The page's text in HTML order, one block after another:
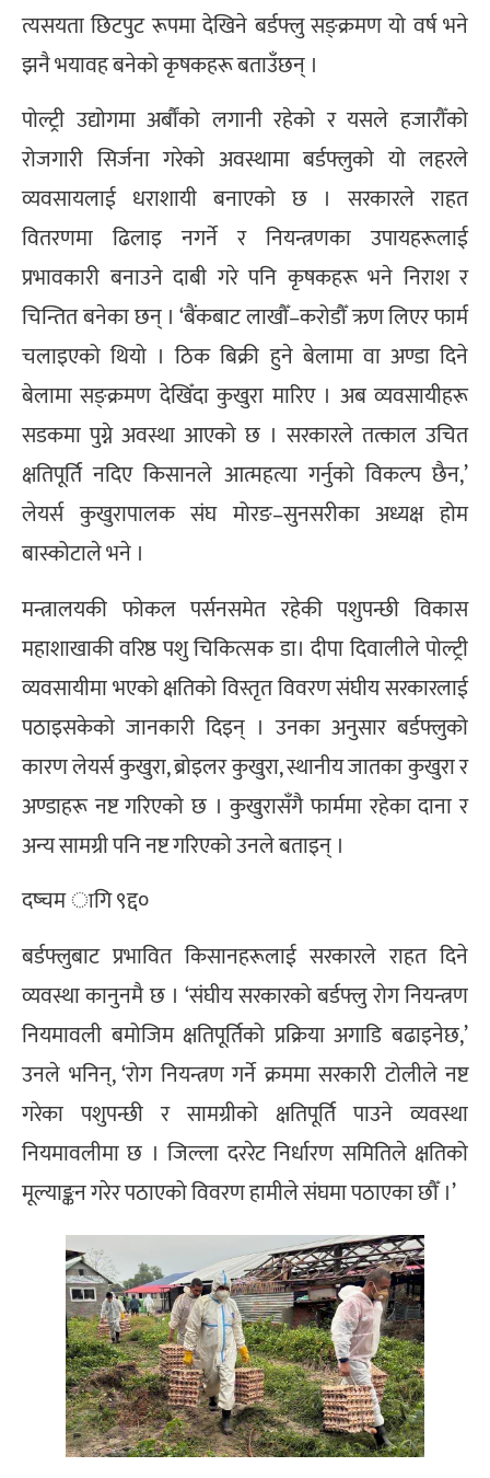
त्यसयता छिटपुट रूपमा देखिने बर्डफ्लु सङ्क्रमण यो वर्ष भने
झनै भयावह बनेको कृषकहरू बताउँछन् ।
पोल्ट्री उद्योगमा अर्बौंको लगानी रहेको र यसले हजारौँको
रोजगारी सिर्जना गरेको अवस्थामा बर्डफ्लुको यो लहरले
व्यवसायलाई धराशायी बनाएको छ । सरकारले राहत
वितरणमा ढिलाइ नगर्ने र नियन्त्रणका उपायहरूलाई
प्रभावकारी बनाउने दाबी गरे पनि कृषकहरू भने निराश र
चिन्तित बनेका छन् । ‘बैंकबाट लाखौँ–करोडौँ ऋण लिएर फार्म
चलाइएको थियो । ठिक बिक्री हुने बेलामा वा अण्डा दिने
बेलामा सङ्क्रमण देखिँदा कुखुरा मारिए । अब व्यवसायीहरू
सडकमा पुग्ने अवस्था आएको छ । सरकारले तत्काल उचित
क्षतिपूर्ति नदिए किसानले आत्महत्या गर्नुको विकल्प छैन,’
लेयर्स कुखुरापालक संघ मोरङ–सुनसरीका अध्यक्ष होम
बास्कोटाले भने ।
मन्त्रालयकी फोकल पर्सनसमेत रहेकी पशुपन्छी विकास
महाशाखाकी वरिष्ठ पशु चिकित्सक डा। दीपा दिवालीले पोल्ट्री
व्यवसायीमा भएको क्षतिको विस्तृत विवरण संघीय सरकारलाई
पठाइसकेको जानकारी दिइन् । उनका अनुसार बर्डफ्लुको
कारण लेयर्स कुखुरा, ब्रोइलर कुखुरा, स्थानीय जातका कुखुरा र
अण्डाहरू नष्ट गरिएको छ । कुखुरासँगै फार्ममा रहेका दाना र
अन्य सामग्री पनि नष्ट गरिएको उनले बताइन् ।
दष्चम ागि ९द्द०
बर्डफ्लुबाट प्रभावित किसानहरूलाई सरकारले राहत दिने
व्यवस्था कानुनमै छ । ‘संघीय सरकारको बर्डफ्लु रोग नियन्त्रण
नियमावली बमोजिम क्षतिपूर्तिको प्रक्रिया अगाडि बढाइनेछ,’
उनले भनिन्, ‘रोग नियन्त्रण गर्ने क्रममा सरकारी टोलीले नष्ट
गरेका पशुपन्छी र सामग्रीको क्षतिपूर्ति पाउने व्यवस्था
नियमावलीमा छ । जिल्ला दररेट निर्धारण समितिले क्षतिको
मूल्याङ्कन गरेर पठाएको विवरण हामीले संघमा पठाएका छौँ ।’